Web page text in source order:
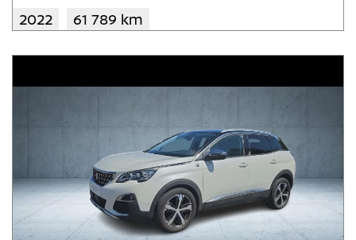
2022
61 789 km